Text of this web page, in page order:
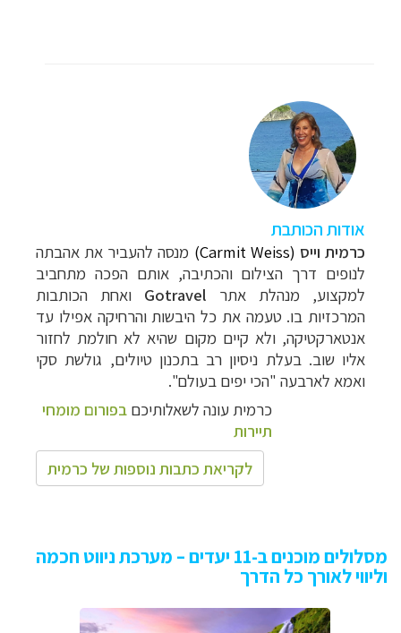
אודות הכותבת
כרמית וייס (Carmit Weiss)
מנסה להעביר את אהבתה
לנופים דרך הצילום והכתיבה, אותם הפכה מתחביב
למקצוע, מנהלת אתר Gotravel
ואחת הכותבות
המרכזיות בו. טעמה את כל היבשות והרחיקה אפילו עד
אנטארקטיקה, ולא קיים מקום שהיא לא חולמת לחזור
אליו שוב. בעלת ניסיון רב בתכנון טיולים, גולשת סקי
ואמא לארבעה "הכי יפים בעולם".
כרמית עונה לשאלותיכם בפורום מומחי
תיירות
לקריאת כתבות נוספות של כרמית
מסלולים מוכנים ב-11 יעדים – מערכת ניווט חכמה
וליווי לאורך כל הדרך